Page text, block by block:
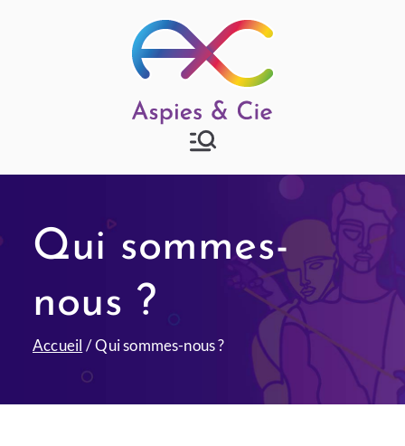
Aspies & Cie
Qui sommes-
nous ?
Accueil Qui sommes-nous ?